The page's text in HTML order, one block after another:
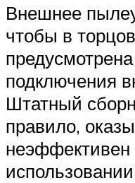
Внешнее
чтобы в
подключения
Штатный
правило,
неэффективен